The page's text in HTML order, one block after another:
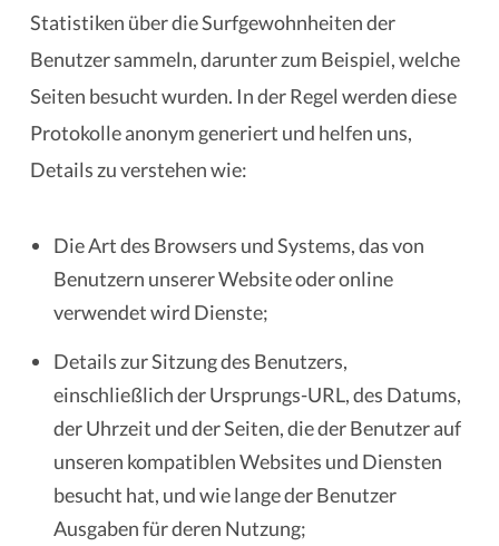
Statistiken über die Surfgewohnheiten der
Benutzer sammeln, darunter zum Beispiel, welche
Seiten besucht wurden. In der Regel werden diese
Protokolle anonym generiert und helfen uns,
Details zu verstehen wie:
Die Art des Browsers und Systems, das von
Benutzern unserer Website oder online
verwendet wird Dienste;
Details zur Sitzung des Benutzers,
einschließlich der Ursprungs-URL, des Datums,
der Uhrzeit und der Seiten, die der Benutzer auf
unseren kompatiblen Websites und Diensten
besucht hat, und wie lange der Benutzer
Ausgaben für deren Nutzung;